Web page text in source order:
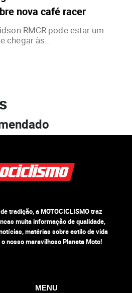
nova café racer
RMCR pode estar um
chegar às...
tradição, a MOTOCICLISMO traz
muita informação de qualidade,
matérias sobre estilo de vida
nosso maravilhoso Planeta Moto!
MENU